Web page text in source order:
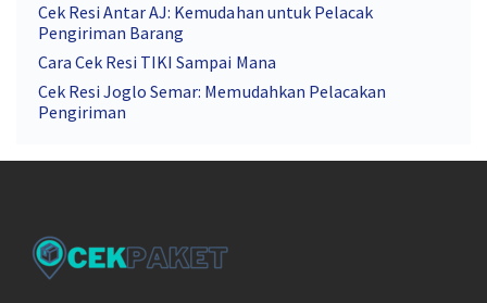
Cek Resi Antar AJ: Kemudahan untuk Pelacak
Pengiriman Barang
Cara Cek Resi TIKI Sampai Mana
Cek Resi Joglo Semar: Memudahkan Pelacakan
Pengiriman